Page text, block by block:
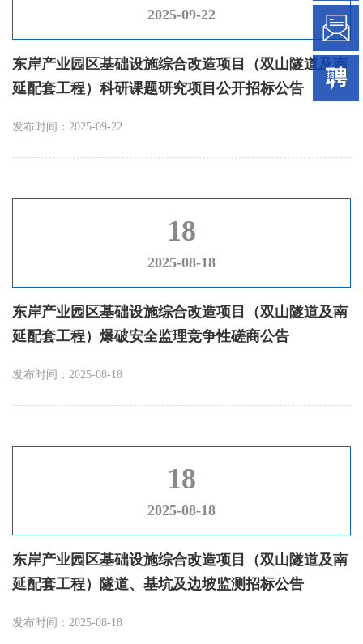
2025-09-22
东岸产业园区基础设施综合改造项目（双山隧道及南
延配套工程）科研课题研究项目公开招标公告
发布时间：2025-09-22
18
2025-08-18
东岸产业园区基础设施综合改造项目（双山隧道及南
延配套工程）爆破安全监理竞争性磋商公告
发布时间：2025-08-18
18
2025-08-18
东岸产业园区基础设施综合改造项目（双山隧道及南
延配套工程）隧道、基坑及边坡监测招标公告
发布时间：2025-08-18